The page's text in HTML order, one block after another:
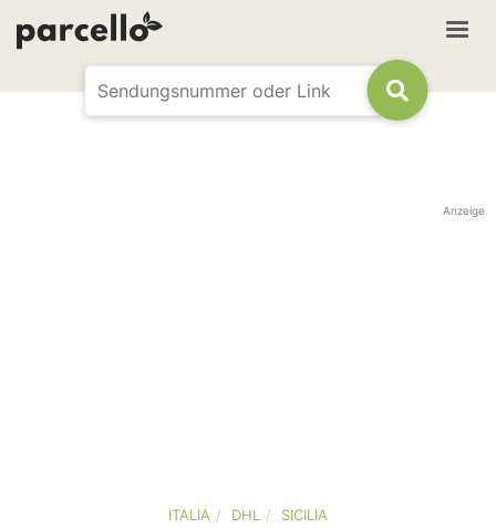
Anzeige
ITALIA DHL SICILIA